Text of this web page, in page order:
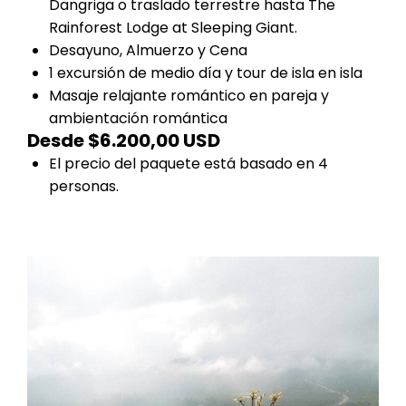
Dangriga o traslado terrestre hasta The
Rainforest Lodge at Sleeping Giant.
Desayuno, Almuerzo y Cena
1 excursión de medio día y tour de isla en isla
Masaje relajante romántico en pareja y
ambientación romántica
Desde $6.200,00 USD
El precio del paquete está basado en 4
personas.